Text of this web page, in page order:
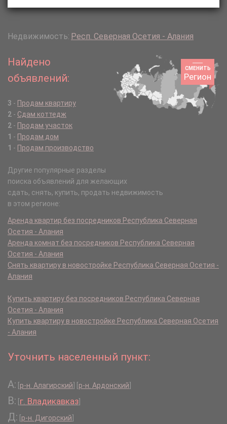
Недвижимость: Респ. Северная Осетия - Алания
СМЕНИТЬ
Регион
Найдено
объявлений:
3 - Продам квартиру
2 - Сдам коттедж
2 - Продам участок
1 - Продам дом
1 - Продам производство
Другие популярные разделы
поиска объявлений для желающих
сдать, снять, купить, продать недвижимость
в этом регионе:
Аренда квартир без посредников Республика Северная
Осетия - Алания
Аренда комнат без посредников Республика Северная
Осетия - Алания
Снять квартиру в новостройке Республика Северная Осетия -
Алания
Купить квартиру без посредников Республика Северная
Осетия - Алания
Купить квартиру в новостройке Республика Северная Осетия
- Алания
Уточнить населенный пункт:
А: р-н. Алагирский р-н. Ардонский
В: г. Владикавказ
Д: р-н. Дигорский